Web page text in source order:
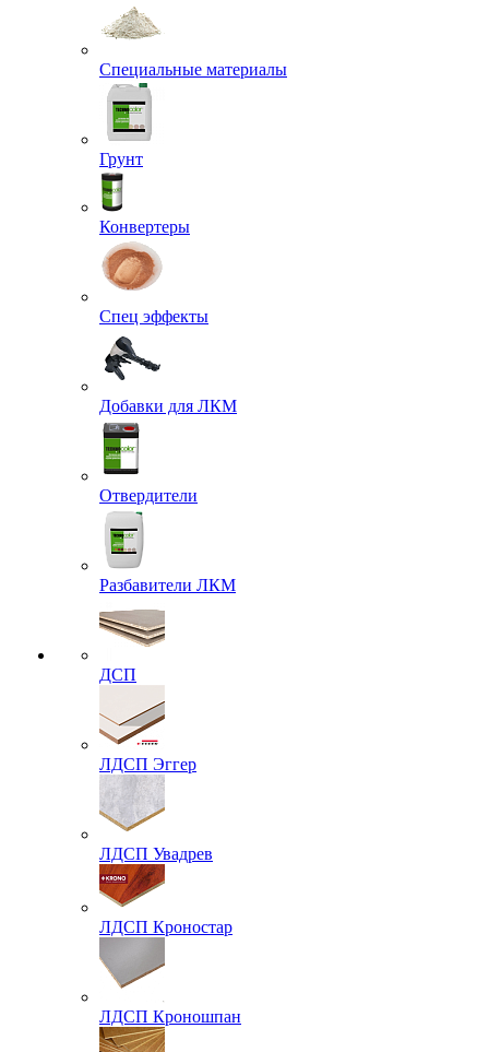
Специальные материалы
Грунт
Конвертеры
Спец эффекты
Добавки для ЛКМ
Отвердители
Разбавители ЛКМ
ДСП
ЛДСП Эггер
ЛДСП Увадрев
ЛДСП Кроностар
ЛДСП Кроношпан